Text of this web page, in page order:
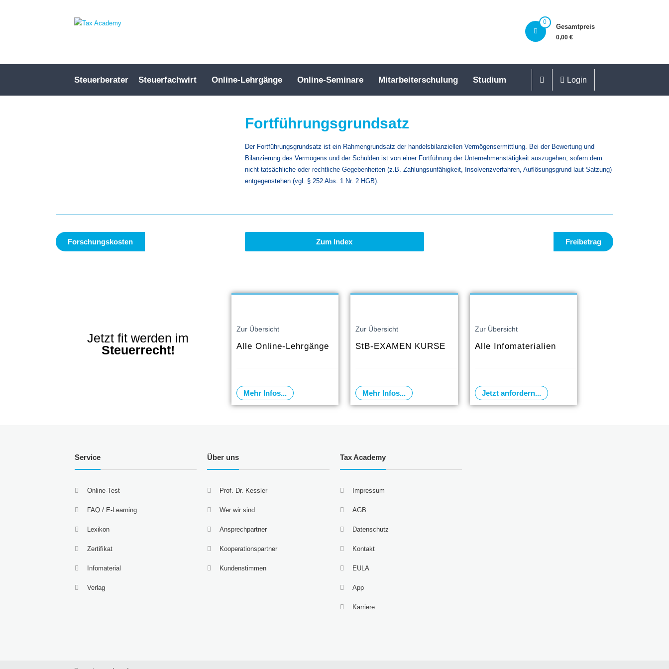
0
Gesamtpreis
0,00 €
Login
Steuerberater Steuerfachwirt Online-Lehrgänge Online-Seminare Mitarbeiterschulung Studium
Fortführungsgrundsatz
Der Fortführungsgrundsatz ist ein Rahmengrundsatz der handelsbilanziellen Vermögensermittlung. Bei der Bewertung und
Bilanzierung des Vermögens und der Schulden ist von einer Fortführung der Unternehmenstätigkeit auszugehen, sofern dem
nicht tatsächliche oder rechtliche Gegebenheiten (z.B. Zahlungsunfähigkeit, Insolvenzverfahren, Auflösungsgrund laut Satzung)
entgegenstehen (vgl. § 252 Abs. 1 Nr. 2 HGB).
Forschungskosten Zum Index Freibetrag
Jetzt fit werden im
Steuerrecht!
Zur Übersicht
Alle Online-Lehrgänge
Mehr Infos...
Zur Übersicht
StB-EXAMEN KURSE
Mehr Infos...
Zur Übersicht
Alle Infomaterialien
Jetzt anfordern...
Service
Online-Test
FAQ / E-Learning
Lexikon
Zertifikat
Infomaterial
Verlag
Über uns
Prof. Dr. Kessler
Wer wir sind
Ansprechpartner
Kooperationspartner
Kundenstimmen
Tax Academy
Impressum
AGB
Datenschutz
Kontakt
EULA
App
Karriere